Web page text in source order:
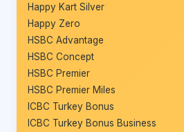
Happy Kart Silver
Happy Zero
HSBC Advantage
HSBC Concept
HSBC Premier
HSBC Premier Miles
ICBC Turkey Bonus
ICBC Turkey Bonus Business